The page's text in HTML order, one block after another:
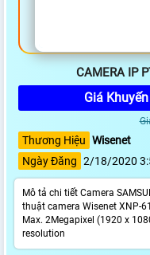
CAMERA IP
Giá
Thương Hiệu Wisenet
Ngày Đăng 2/18/2020
Mô tả chi tiết Camera
thuật camera Wisenet XNP-
Max. 2Megapixel (1920 x
resolution